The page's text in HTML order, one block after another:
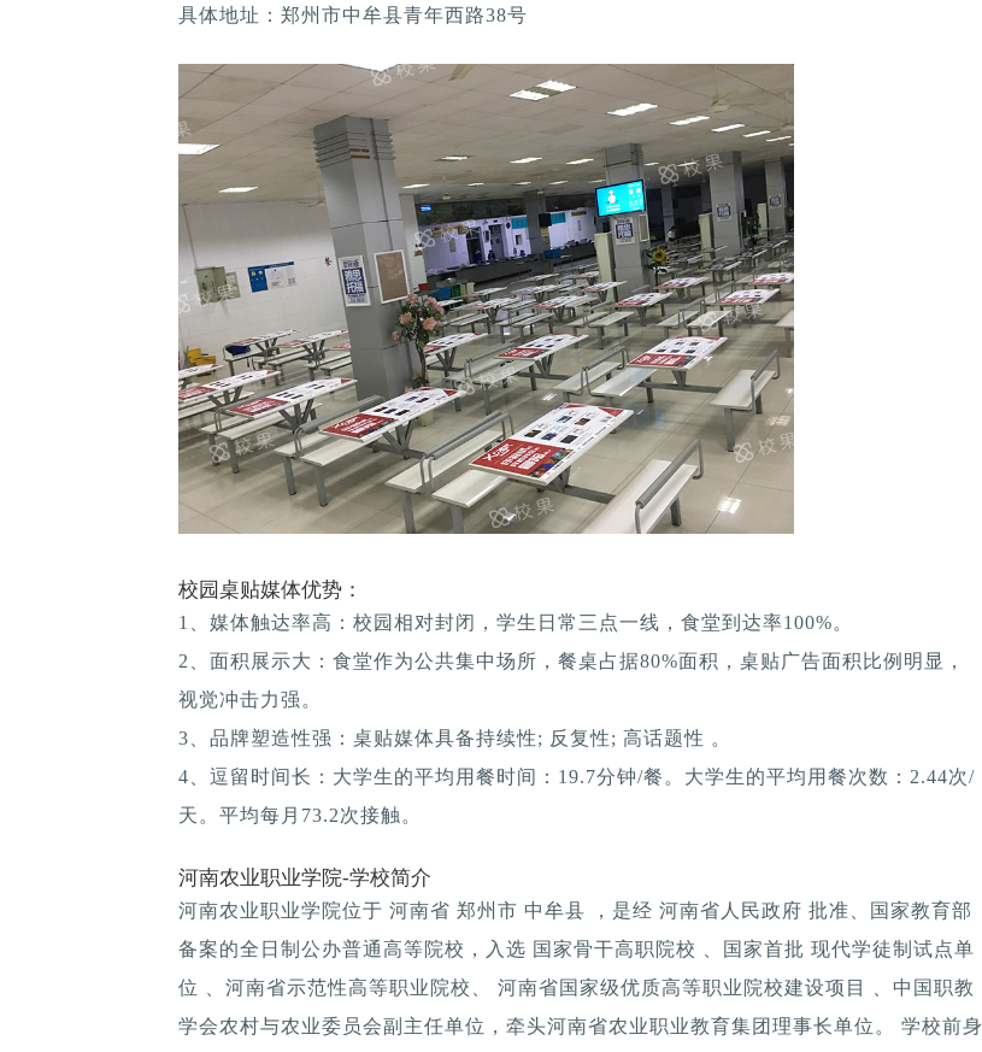
具体地址：郑州市中牟县青年西路38号
校园桌贴媒体优势：
1、媒体触达率高：校园相对封闭，学生日常三点一线，食堂到达率100%。
2、面积展示大：食堂作为公共集中场所，餐桌占据80%面积，桌贴广告面积比例明显，
视觉冲击力强。
3、品牌塑造性强：桌贴媒体具备持续性; 反复性; 高话题性 。
4、逗留时间长：大学生的平均用餐时间：19.7分钟/餐。大学生的平均用餐次数：2.44次/
天。平均每月73.2次接触。
河南农业职业学院-学校简介
河南农业职业学院位于 河南省 郑州市 中牟县 ，是经 河南省人民政府 批准、国家教育部
备案的全日制公办普通高等院校，入选 国家骨干高职院校 、国家首批 现代学徒制试点单
位 、河南省示范性高等职业院校、 河南省国家级优质高等职业院校建设项目 、中国职教
学会农村与农业委员会副主任单位，牵头河南省农业职业教育集团理事长单位。 学校前身